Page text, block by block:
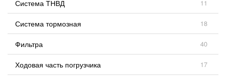
Система ТНВД 11
Система тормозная 18
Фильтра 40
Ходовая часть погрузчика 17